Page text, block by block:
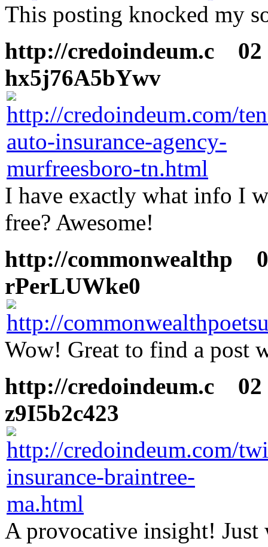
This posting knocked my
http://credoindeum.c
02
hx5j76A5bYwv
I have exactly what info I
free? Awesome!
http://commonwealthp
rPerLUWke0
Wow! Great to find a post
http://credoindeum.c
02
z9I5b2c423
A provocative insight! Just